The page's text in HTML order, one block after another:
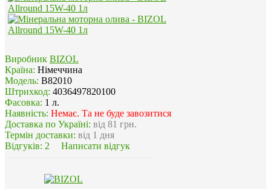
Виробник BIZOL
Країна: Німеччина
Модель: B82010
Штрихкод: 4036497820100
Фасовка: 1 л.
Наявність: Немає. Та не буде завозитися
Доставка по Україні: від 81 грн.
Термін доставки: від 1 дня
Відгуків: 2 Написати відгук